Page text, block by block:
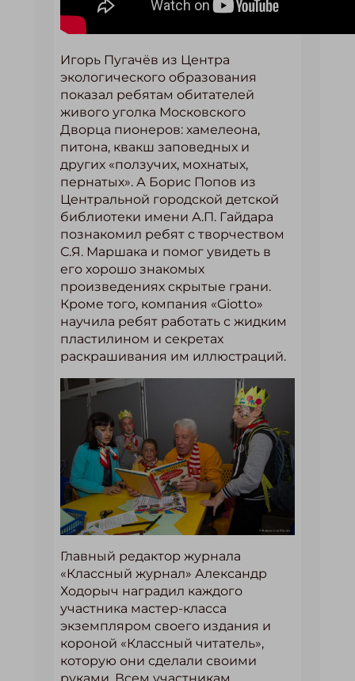
Игорь Пугачёв из Центра
экологического образования
показал ребятам обитателей
живого уголка Московского
Дворца пионеров: хамелеона,
питона, квакш заповедных и
других «ползучих, мохнатых,
пернатых». А Борис Попов из
Центральной городской детской
библиотеки имени А.П. Гайдара
познакомил ребят с творчеством
С.Я. Маршака и помог увидеть в
его хорошо знакомых
произведениях скрытые грани.
Кроме того, компания «Giotto»
научила ребят работать с жидким
пластилином и секретах
раскрашивания им иллюстраций.
Главный редактор журнала
«Классный журнал» Александр
Ходорыч наградил каждого
участника мастер-класса
экземпляром своего издания и
короной «Классный читатель»,
которую они сделали своими